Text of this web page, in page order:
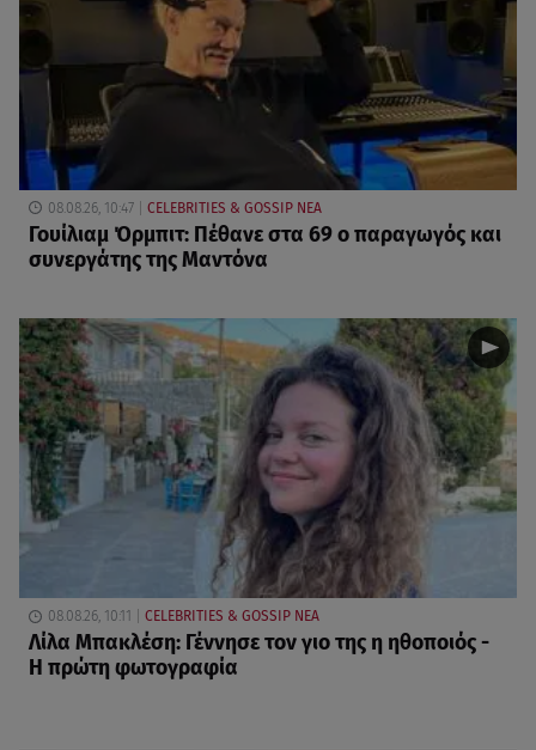
08.08.26, 10:47 CELEBRITIES & GOSSIP ΝΕΑ
Γουίλιαμ Όρμπιτ: Πέθανε στα 69 ο παραγωγός και
συνεργάτης της Μαντόνα
08.08.26, 10:11 CELEBRITIES & GOSSIP ΝΕΑ
Λίλα Μπακλέση: Γέννησε τον γιο της η ηθοποιός -
Η πρώτη φωτογραφία